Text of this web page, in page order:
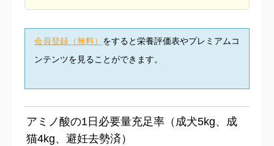
会員登録（無料） をすると栄養評価表やプレミアムコ
ンテンツを見ることができます。
アミノ酸の1日必要量充足率（成犬5kg、成
猫4kg、避妊去勢済）